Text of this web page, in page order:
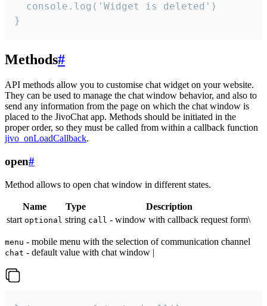
  console.log('Widget is deleted')
}
Methods#
API methods allow you to customise chat widget on your website.
They can be used to manage the chat window behavior, and also to
send any information from the page on which the chat window is
placed to the JivoChat app. Methods should be initiated in the
proper order, so they must be called from within a callback function
jivo_onLoadCallback.
open#
Method allows to open chat window in different states.
Name Type
Description
start optional string call - window with callback request form\
menu - mobile menu with the selection of communication channel
chat - default value with chat window |